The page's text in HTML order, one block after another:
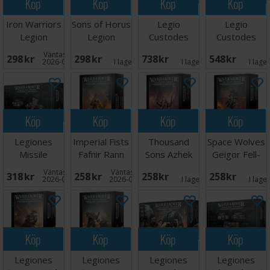
Iron Warriors
Legion
Transfer
Sheet
298 SEK Väntas in:
2026-09-07
Sons of Horus
Legion
Sheet
298 SEK I lager:
Legio
Custodes
tank
738 SEK I lager: 7
Legio
Custodes
Guard
Sodality
548 SEK I
Köp
Legiones
Missile
Launchers/Heavy
Bolters
318 SEK Väntas in:
2026-08-27
Köp
Imperial Fists
Fafnir Rann
258 SEK Väntas in:
2026-08-31
Köp
Thousand
Sons Azhek
258 SEK I lager: 1
Köp
Space Wolves
Geigor Fell-
258 SEK I
Köp
Legiones
Köp
Legiones
Köp
Legiones
Köp
Legiones